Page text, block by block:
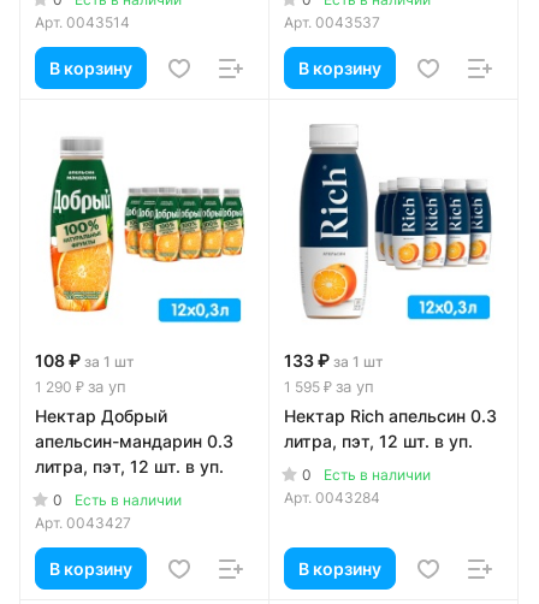
Арт. 0043514
В корзину
Арт. 0043537
В корзину
108 ₽ за 1 шт
1 290 ₽ за уп
Нектар Добрый
апельсин-мандарин 0.3
литра, пэт, 12 шт. в уп.
0
Есть в наличии
Арт. 0043427
В корзину
133 ₽ за 1 шт
1 595 ₽ за уп
Нектар Rich апельсин 0.3
литра, пэт, 12 шт. в уп.
0
Есть в наличии
Арт. 0043284
В корзину